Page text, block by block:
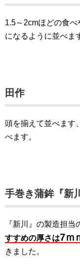
1.5～2cmほどの食べ
になるように並べま
田作
頭を揃えて並べます
べます。
手巻き蒲鉾『新
『新川』の製造担
すすめの厚さは7ｍ
きました。